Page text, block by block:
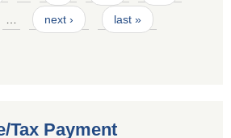
… next › last »
Tax Payment